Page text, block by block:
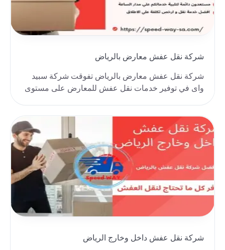
شركة نقل عفش معارض بالرياض
شركة نقل عفش معارض بالرياض تفوقت شركة سبيد
واى في توفير خدمات نقل عفش للمعارض على مستوى
شركة نقل عفش داخل وخارج الرياض